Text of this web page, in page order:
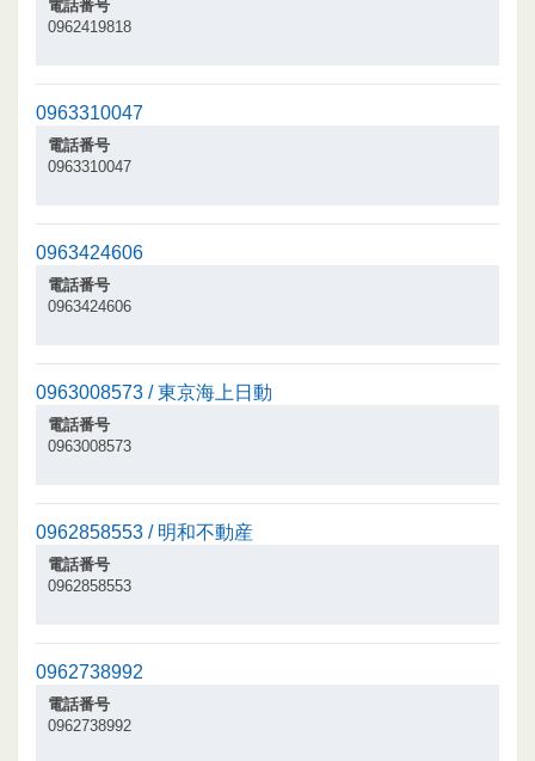
電話番号
0962419818
0963310047
電話番号
0963310047
0963424606
電話番号
0963424606
0963008573 / 東京海上日動
電話番号
0963008573
0962858553 / 明和不動産
電話番号
0962858553
0962738992
電話番号
0962738992